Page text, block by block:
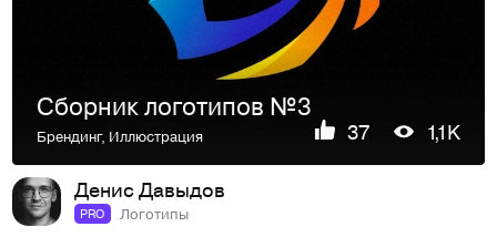
Сборник логотипов №3
Брендинг, Иллюстрация 37 1,1K
Денис Давыдов
PRO Логотипы